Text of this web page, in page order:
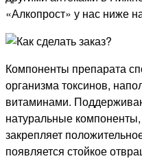
«Алкопрост» у нас ниже
Компоненты препарата
организма токсинов,
витаминами.
натуральные
закрепляет
появляется стойкое